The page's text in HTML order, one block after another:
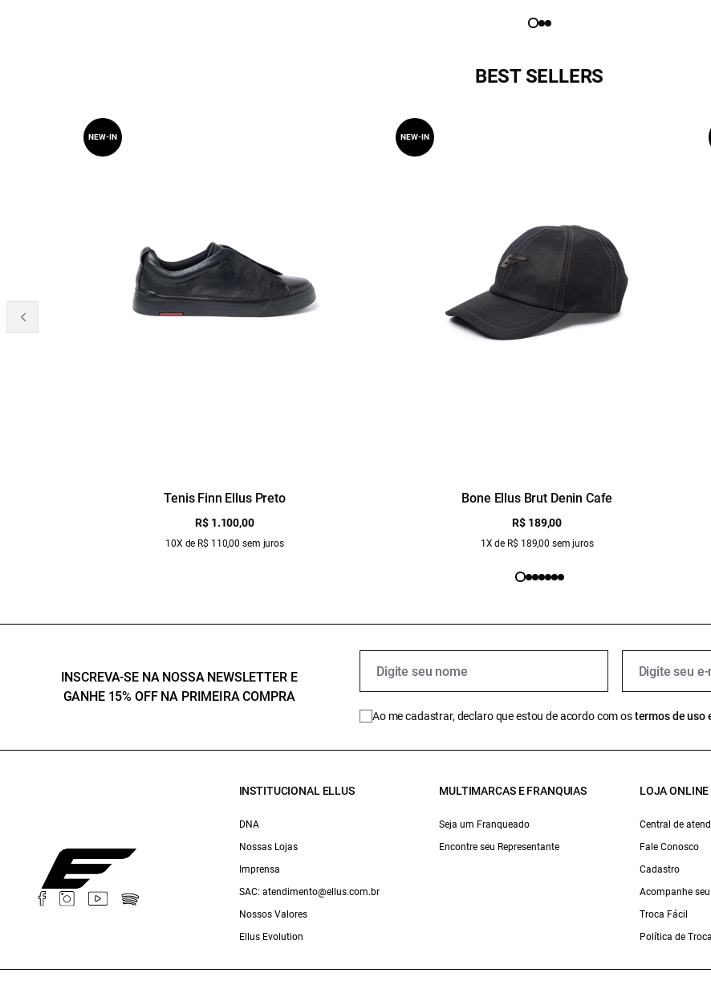
BEST SELLERS
Tenis Finn Ellus Preto
R$ 1.100,00
10X de R$ 110,00 sem juros
NEW-IN
Bone Ellus Brut Denin Cafe
R$ 189,00
1X de R$ 189,00 sem juros
NEW-IN
INSCREVA-SE NA NOSSA NEWSLETTER E
GANHE 15% OFF NA PRIMEIRA COMPRA
Ao me cadastrar, declaro que estou de acordo com ostermos de uso
INSTITUCIONAL ELLUS
DNA
Nossas Lojas
Imprensa
SAC: atendimento@ellus.com.br
Nossos Valores
Ellus Evolution
MULTIMARCAS E FRANQUIAS
Seja um Franqueado
Encontre seu Representante
LOJA ONLINE
Central de
Fale Conosco
Cadastro
Acompanhe
Troca Fácil
Política de